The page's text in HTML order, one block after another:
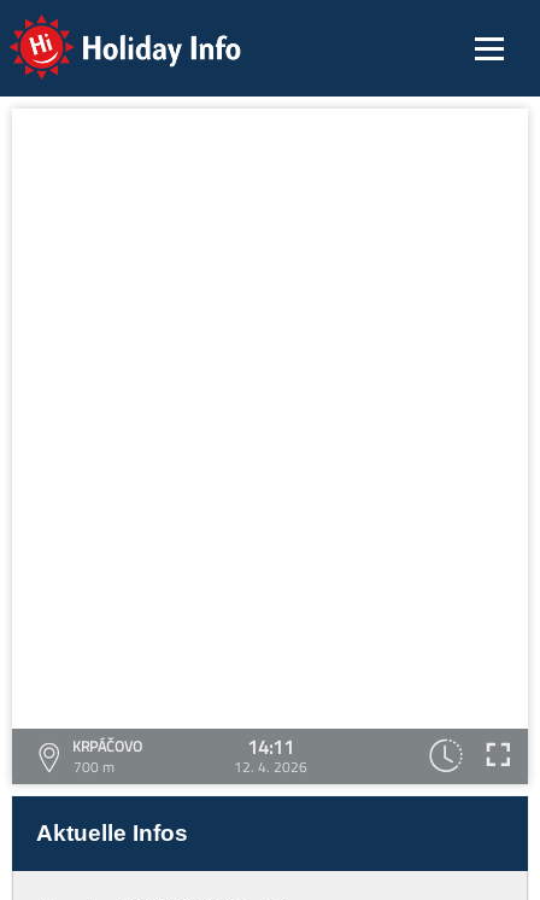
Holiday Info
KRPÁČOVO
700 m
14:11
12. 4. 2026
Aktuelle Infos